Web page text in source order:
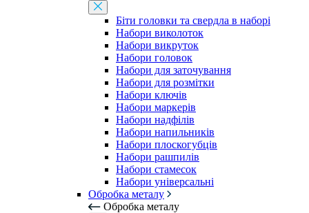
Біти головки та свердла в наборі
Набори виколоток
Набори викруток
Набори головок
Набори для заточування
Набори для розмітки
Набори ключів
Набори маркерів
Набори надфілів
Набори напильників
Набори плоскогубців
Набори рашпилів
Набори стамесок
Набори універсальні
Обробка металу
Обробка металу